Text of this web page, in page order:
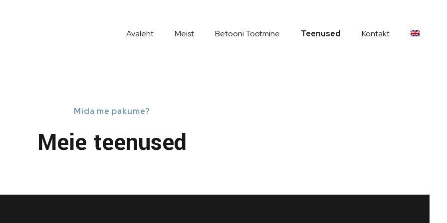
Avaleht Meist Betooni Tootmine Teenused Kontakt
Mida me pakume?
Meie teenused